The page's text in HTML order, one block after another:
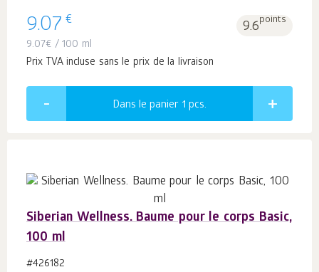
9.07 € 9.6points
9.07€ / 100 ml
Prix TVA incluse sans le prix de la livraison
Dans le panier 1 pcs.
Siberian Wellness. Baume pour le corps Basic,
100 ml
#426182